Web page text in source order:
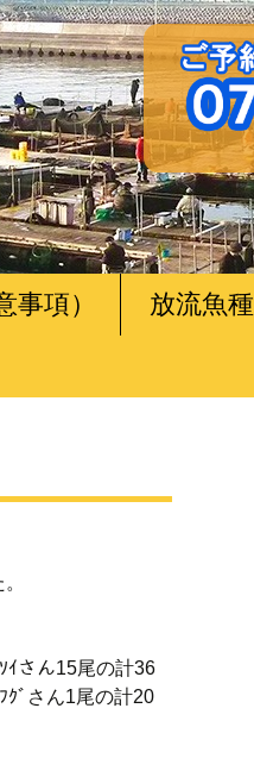
事項） 放流魚種
ｲさん15尾の計36
ｸﾞさん1尾の計20